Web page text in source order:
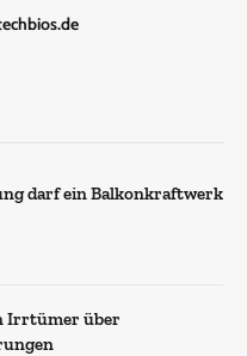
darf ein Balkonkraftwerk
Irrtümer über